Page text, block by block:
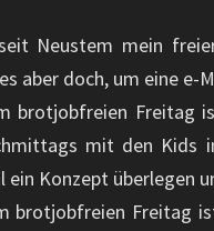
Neustem mein
aber doch, um eine e-
brotjobfreien Freitag
mit den Kids
ein Konzept überlegen
brotjobfreien Freitag